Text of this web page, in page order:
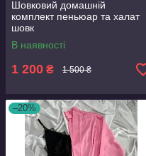
Шовковий домашній
комплект пеньюар та халат
шовк
В наявності
1 200 ₴ 1 500 ₴
–20%